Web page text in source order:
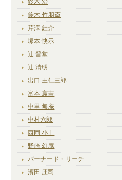
鈴木 治
鈴木 竹朋斎
芹澤 銈介
塚本 快示
辻 晉堂
辻 清明
出口 王仁三郎
富本 憲吉
中里 無庵
中村六郎
西岡 小十
野崎 幻庵
バーナード・リーチ
濱田 庄司